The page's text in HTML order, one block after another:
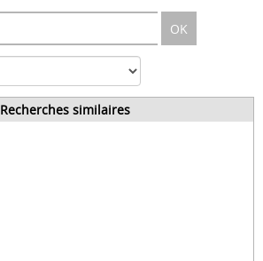
OK
Recherches similaires